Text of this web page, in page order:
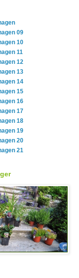
09
10
11
12
13
14
15
16
17
18
19
20
21